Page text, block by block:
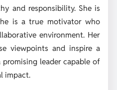
and responsibility. She is
is a true motivator who
environment. Her
viewpoints and inspire a
promising leader capable of
impact.